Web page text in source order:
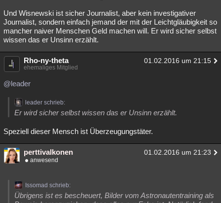
Und Wisnewski ist sicher Journalist, aber kein investigativer
Journalist, sondern einfach jemand der mit der Leichtgläubigkeit so
mancher naiver Menschen Geld machen will. Er wird sicher selbst
wissen das er Unsinn erzählt.
Rho-ny-theta 01.02.2016 um 21:15
ehemaliges Mitglied
@leader
leader schrieb:
Er wird sicher selbst wissen das er Unsinn erzählt.
Speziell dieser Mensch ist Überzeugungstäter.
perttivalkonen 01.02.2016 um 21:23
anwesend
Issomad schrieb:
Übrigens ist es bescheuert, Bilder vom Astronautentraining als